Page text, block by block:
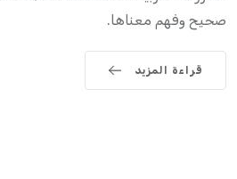
صحيح وفهم معناها.
قراءة المزيد